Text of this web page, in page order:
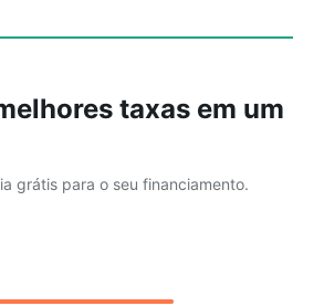
taxas em um
grátis para o seu financiamento.